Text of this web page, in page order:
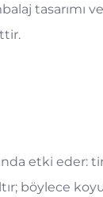
tasarımı
etki eder:
böylece